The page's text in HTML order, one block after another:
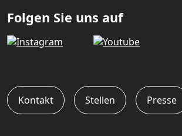
Folgen Sie uns auf
Kontakt Stellen Presse